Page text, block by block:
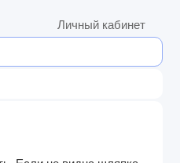
Личный кабинет